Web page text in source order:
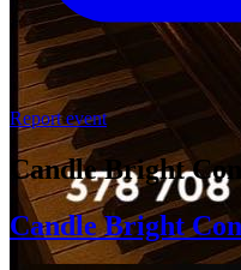
Report event
Candle Bright
Candle Bright